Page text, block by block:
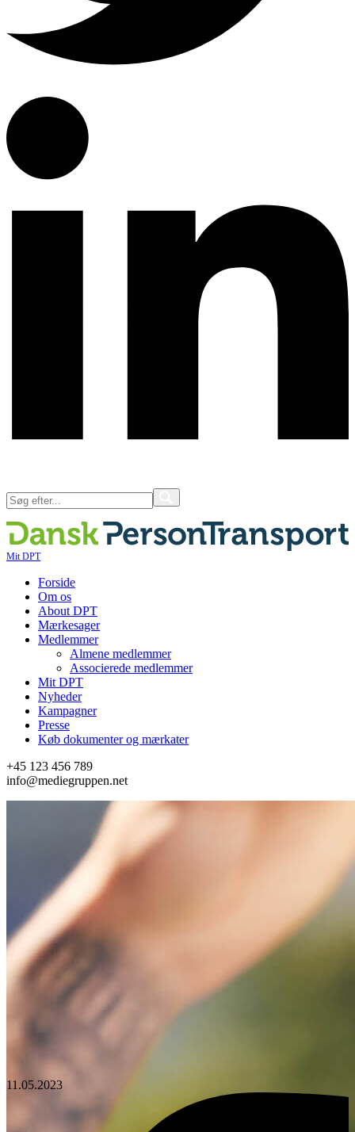
Mit DPT
Forside
Om os
About DPT
Mærkesager
Medlemmer
Almene medlemmer
Associerede medlemmer
Mit DPT
Nyheder
Kampagner
Presse
Køb dokumenter og mærkater
+45 123 456 789
info@mediegruppen.net
11.05.2023